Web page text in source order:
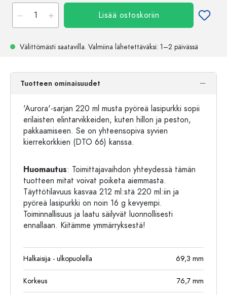
Lisää ostoskoriin
Välittömästi saatavilla. Valmiina lähetettäväksi: 1–2 päivässä
Tuotteen ominaisuudet
'Aurora'-sarjan 220 ml musta pyöreä lasipurkki sopii
erilaisten elintarvikkeiden, kuten hillon ja peston,
pakkaamiseen. Se on yhteensopiva syvien
kierrekorkkien (DTO 66) kanssa.
Huomautus: Toimittajavaihdon yhteydessä tämän
tuotteen mitat voivat poiketa aiemmasta.
Täyttötilavuus kasvaa 212 ml:stä 220 ml:iin ja
pyöreä lasipurkki on noin 16 g kevyempi.
Toiminnallisuus ja laatu säilyvät luonnollisesti
ennallaan. Kiitämme ymmärryksestä!
Halkaisija - ulkopuolella 69,3 mm
Korkeus 76,7 mm